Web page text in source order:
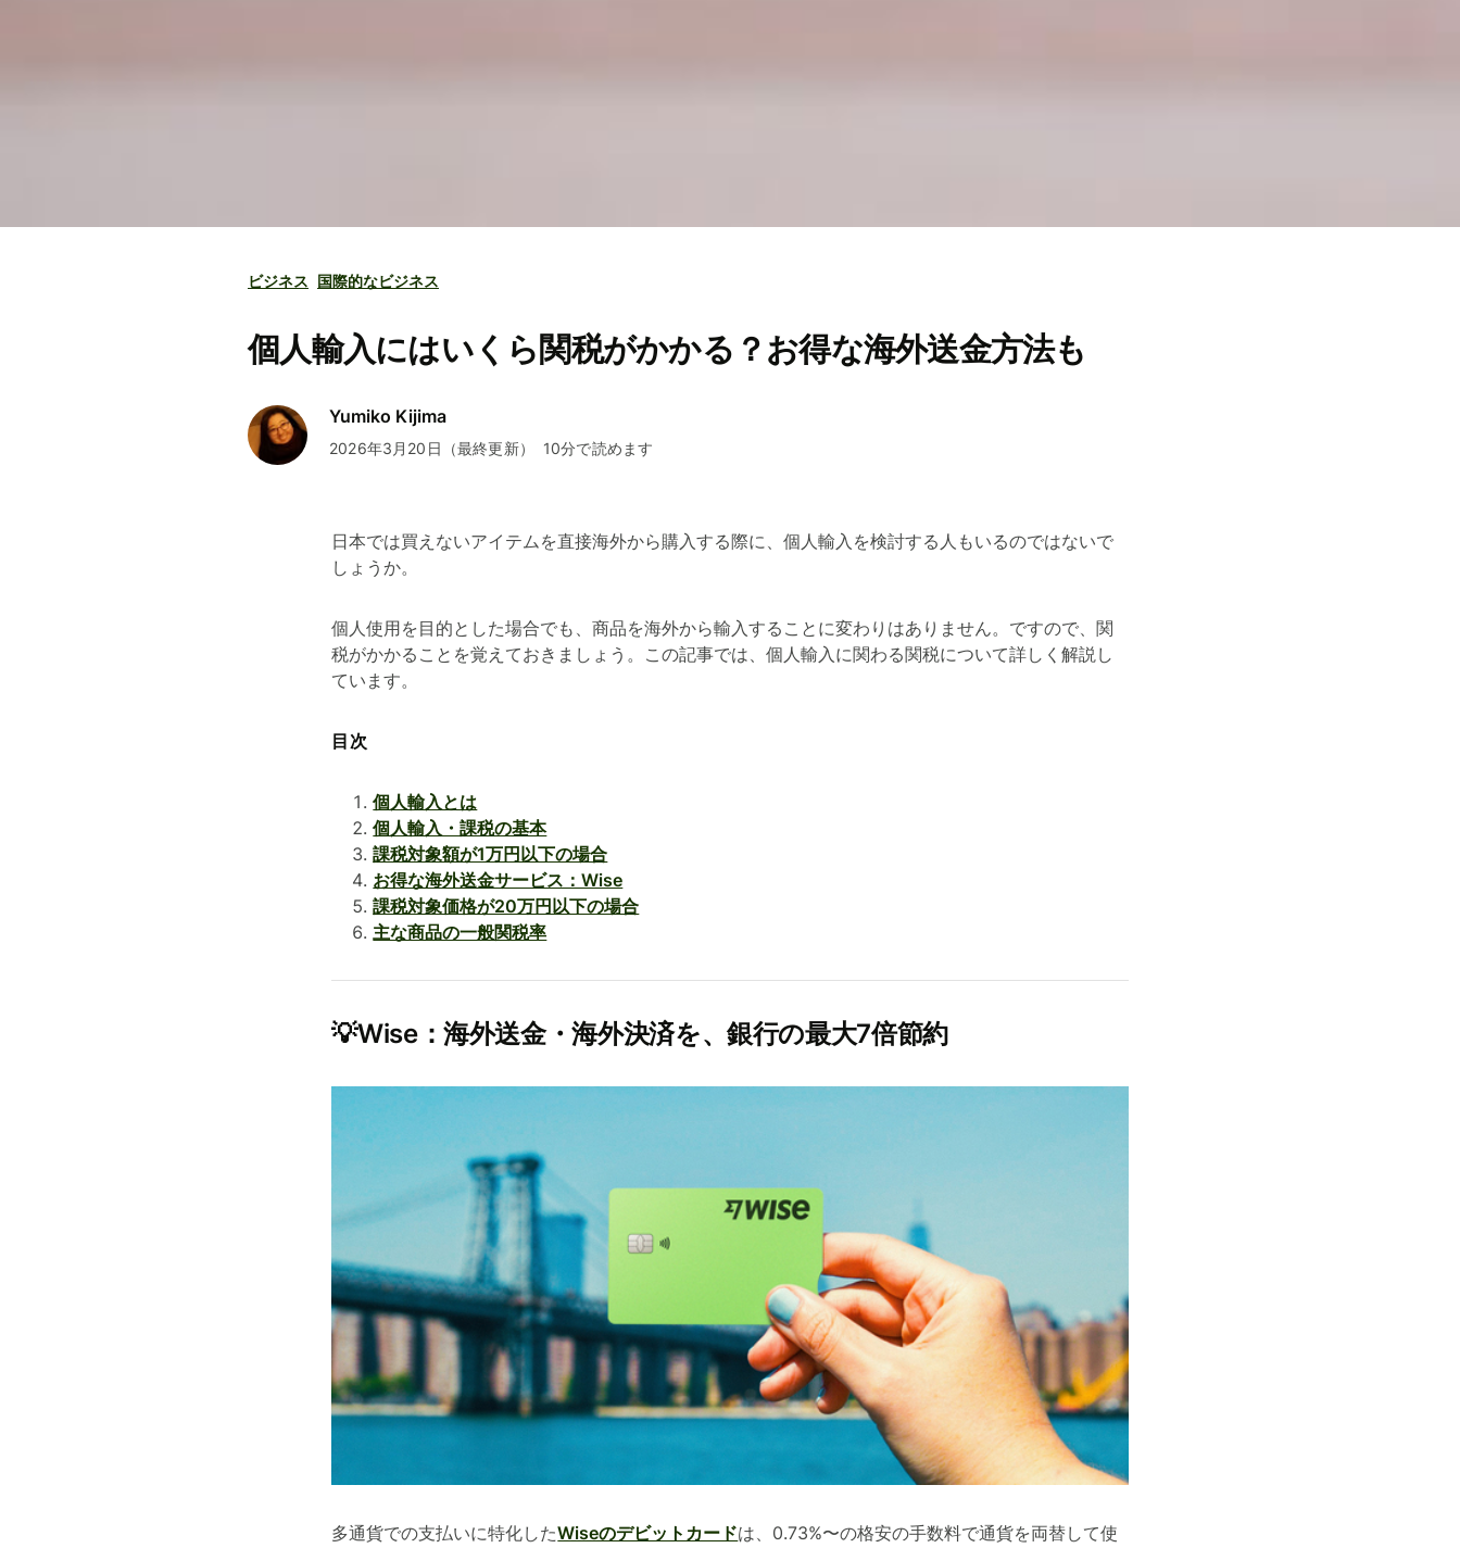
ビジネス 国際的なビジネス
個人輸入にはいくら関税がかかる？お得な海外送金方法も
Yumiko Kijima
2026年3月20日（最終更新） 10分で読めます
日本では買えないアイテムを直接海外から購入する際に、個人輸入を検討する人もいるのではないで
しょうか。
個人使用を目的とした場合でも、商品を海外から輸入することに変わりはありません。ですので、関
税がかかることを覚えておきましょう。この記事では、個人輸入に関わる関税について詳しく解説し
ています。
目次
個人輸入とは
個人輸入・課税の基本
課税対象額が1万円以下の場合
お得な海外送金サービス：Wise
課税対象価格が20万円以下の場合
主な商品の一般関税率
💡Wise：海外送金・海外決済を、銀行の最大7倍節約
多通貨での支払いに特化したWiseのデビットカードは、0.73%〜の格安の手数料で通貨を両替して使